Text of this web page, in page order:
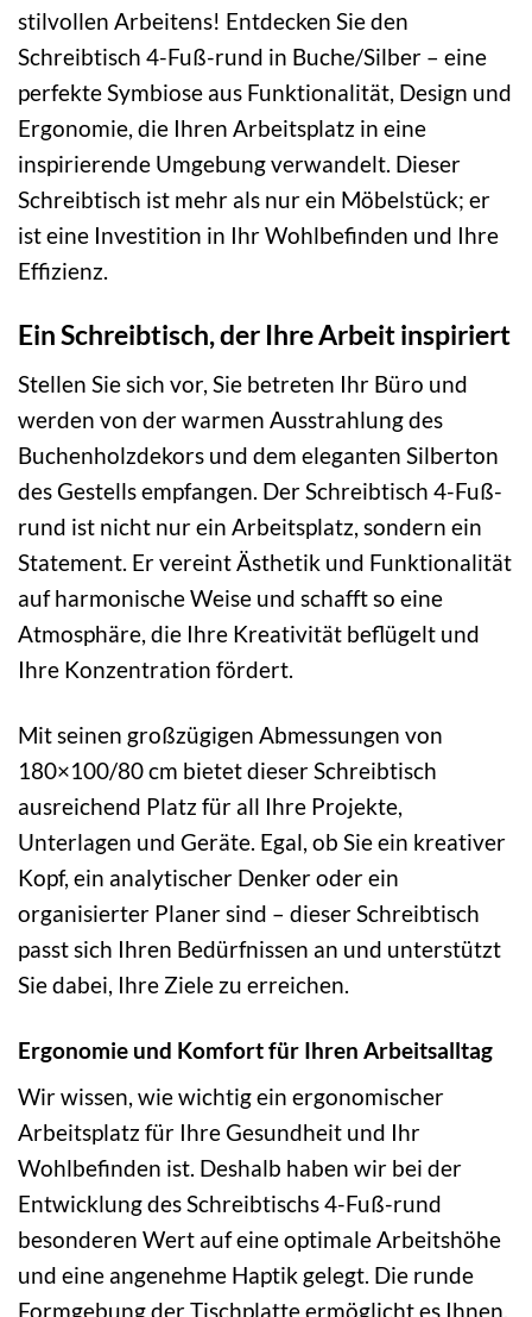
stilvollen Arbeitens! Entdecken Sie den
Schreibtisch 4-Fuß-rund in Buche/Silber – eine
perfekte Symbiose aus Funktionalität, Design und
Ergonomie, die Ihren Arbeitsplatz in eine
inspirierende Umgebung verwandelt. Dieser
Schreibtisch ist mehr als nur ein Möbelstück; er
ist eine Investition in Ihr Wohlbefinden und Ihre
Effizienz.
Ein Schreibtisch, der Ihre Arbeit inspiriert
Stellen Sie sich vor, Sie betreten Ihr Büro und
werden von der warmen Ausstrahlung des
Buchenholzdekors und dem eleganten Silberton
des Gestells empfangen. Der Schreibtisch 4-Fuß-
rund ist nicht nur ein Arbeitsplatz, sondern ein
Statement. Er vereint Ästhetik und Funktionalität
auf harmonische Weise und schafft so eine
Atmosphäre, die Ihre Kreativität beflügelt und
Ihre Konzentration fördert.
Mit seinen großzügigen Abmessungen von
180×100/80 cm bietet dieser Schreibtisch
ausreichend Platz für all Ihre Projekte,
Unterlagen und Geräte. Egal, ob Sie ein kreativer
Kopf, ein analytischer Denker oder ein
organisierter Planer sind – dieser Schreibtisch
passt sich Ihren Bedürfnissen an und unterstützt
Sie dabei, Ihre Ziele zu erreichen.
Ergonomie und Komfort für Ihren Arbeitsalltag
Wir wissen, wie wichtig ein ergonomischer
Arbeitsplatz für Ihre Gesundheit und Ihr
Wohlbefinden ist. Deshalb haben wir bei der
Entwicklung des Schreibtischs 4-Fuß-rund
besonderen Wert auf eine optimale Arbeitshöhe
und eine angenehme Haptik gelegt. Die runde
Formgebung der Tischplatte ermöglicht es Ihnen,